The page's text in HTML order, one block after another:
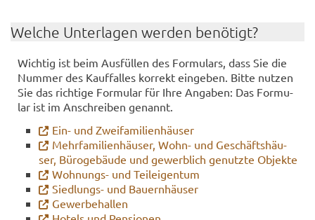
Wel­che Un­ter­la­gen wer­den be­nö­tigt?
Wich­tig ist beim Aus­fül­len des For­mu­lars, dass Sie die
Num­mer des Kauf­fal­les kor­rekt ein­ge­ben. Bitte nut­zen
Sie das rich­ti­ge For­mu­lar für Ihre An­ga­ben: Das For­mu­
lar ist im An­schrei­ben ge­nannt.
Ein- und Zwei­fa­mi­li­en­häu­ser
Mehr­fa­mi­li­en­häu­ser, Wohn- und Ge­schäfts­häu­
ser, Bü­ro­ge­bäu­de und ge­werb­lich ge­nutz­te Ob­jek­te
Wohnungs-​ und Teil­ei­gen­tum
Siedlungs-​ und Bau­ern­häu­ser
Ge­wer­be­hal­len